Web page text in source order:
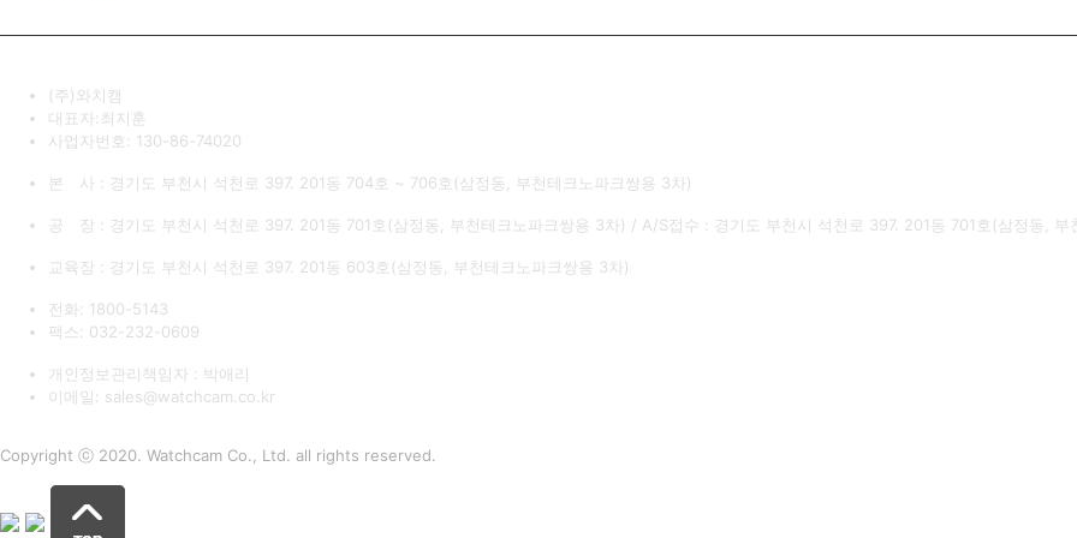
(주)와치캠
대표자:최지훈
사업자번호: 130-86-74020
본 사 : 경기도 부천시 석천로 397. 201동 704호 ~ 706호(삼정동, 부천테크노파크쌍용 3차)
공 장 : 경기도 부천시 석천로 397. 201동 701호(삼정동, 부천테크노파크쌍용 3차) / A/S접수 : 경기도 부천시 석천로 397. 201동 701호(삼정동, 부
교육장 : 경기도 부천시 석천로 397. 201동 603호(삼정동, 부천테크노파크쌍용 3차)
전화: 1800-5143
팩스: 032-232-0609
개인정보관리책임자 : 박애리
이메일: sales@watchcam.co.kr
Copyright ⓒ 2020. Watchcam Co., Ltd. all rights reserved.